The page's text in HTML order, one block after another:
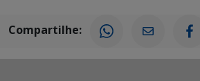
Compartilhe: